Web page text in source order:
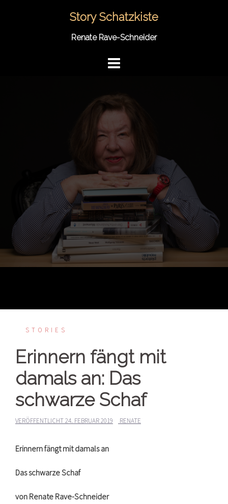
Story Schatzkiste
Renate Rave-Schneider
STORIES
Erinnern fängt mit
damals an: Das
schwarze Schaf
VERÖFFENTLICHT24. FEBRUAR 2019 RENATE
Erinnern fängt mit damals an
Das schwarze Schaf
von Renate Rave-Schneider